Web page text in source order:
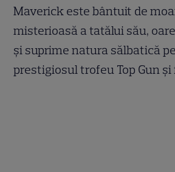
Maverick este bântuit de
misterioasă a tatălui său,
şi suprime natura sălbatică
prestigiosul trofeu Top Gun şi